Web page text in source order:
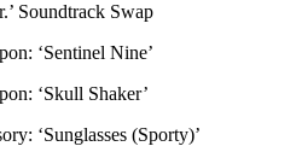
Soundtrack Swap
‘Sentinel Nine’
‘Skull Shaker’
‘Sunglasses (Sporty)’